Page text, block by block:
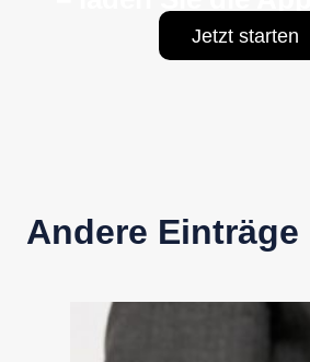
Jetzt starten
Andere Einträge